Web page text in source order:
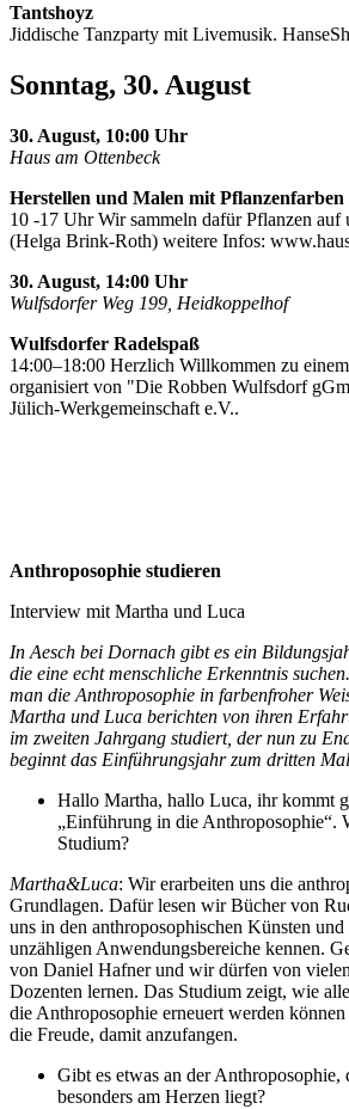
Tantshoyz
Jiddische Tanzparty mit Livemusik.
Sonntag, 30. August
30. August, 10:00 Uhr
Haus am Ottenbeck
Herstellen und Malen mit Pflanzenfarben
10 -17 Uhr Wir sammeln dafür Pflanzen auf
(Helga Brink-Roth) weitere Infos:
30. August, 14:00 Uhr
Wulfsdorfer Weg 199, Heidkoppelhof
Wulfsdorfer Radelspaß
14:00–18:00 Herzlich Willkommen zu
organisiert von "Die Robben Wulfsdorf
Jülich-Werkgemeinschaft e.V..
Anthroposophie studieren
Interview mit Martha und Luca
In Aesch bei Dornach gibt es ein
die eine echt menschliche Erkenntnis
man die Anthroposophie in farbenfroher
Martha und Luca berichten von ihren
im zweiten Jahrgang studiert, der nun zu
beginnt das Einführungsjahr zum dritten
Hallo Martha, hallo Luca, ihr kommt
„Einführung in die Anthroposophie“.
Studium?
Martha&Luca: Wir erarbeiten uns die
Grundlagen. Dafür lesen wir Bücher von
uns in den anthroposophischen Künsten
unzähligen Anwendungsbereiche kennen.
von Daniel Hafner und wir dürfen von
Dozenten lernen. Das Studium zeigt, wie
die Anthroposophie erneuert werden
die Freude, damit anzufangen.
Gibt es etwas an der Anthroposophie,
besonders am Herzen liegt?